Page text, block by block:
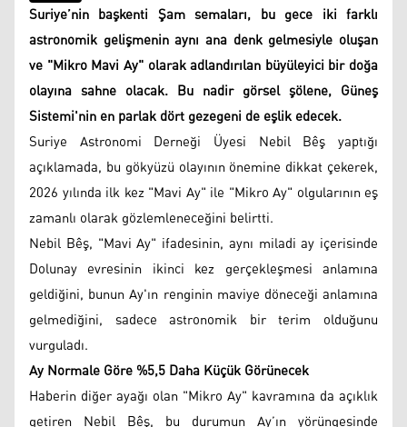
Suriye’nin başkenti Şam semaları, bu gece iki farklı
astronomik gelişmenin aynı ana denk gelmesiyle oluşan
ve "Mikro Mavi Ay" olarak adlandırılan büyüleyici bir doğa
olayına sahne olacak. Bu nadir görsel şölene, Güneş
Sistemi'nin en parlak dört gezegeni de eşlik edecek.
Suriye Astronomi Derneği Üyesi Nebil Bêş yaptığı
açıklamada, bu gökyüzü olayının önemine dikkat çekerek,
2026 yılında ilk kez "Mavi Ay" ile "Mikro Ay" olgularının eş
zamanlı olarak gözlemleneceğini belirtti.
Nebil Bêş, "Mavi Ay" ifadesinin, aynı miladi ay içerisinde
Dolunay evresinin ikinci kez gerçekleşmesi anlamına
geldiğini, bunun Ay'ın renginin maviye döneceği anlamına
gelmediğini, sadece astronomik bir terim olduğunu
vurguladı.
Ay Normale Göre %5,5 Daha Küçük Görünecek
Haberin diğer ayağı olan "Mikro Ay" kavramına da açıklık